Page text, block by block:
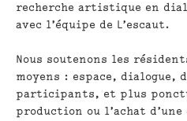
recherche artistique en
avec l’équipe de L’escaut.
Nous soutenons les
moyens : espace, dialogue,
participants, et plus
production ou l’achat d’une